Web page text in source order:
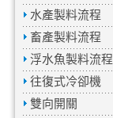
水產製料流程
畜產製料流程
浮水魚製料流程
往復式冷卻機
雙向開關